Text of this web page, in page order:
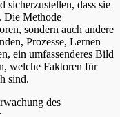
sicherzustellen, dass sie
Die Methode
sondern auch andere
Prozesse, Lernen
ein umfassenderes Bild
welche Faktoren für
sind.
des